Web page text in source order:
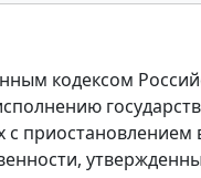
кодексом
с